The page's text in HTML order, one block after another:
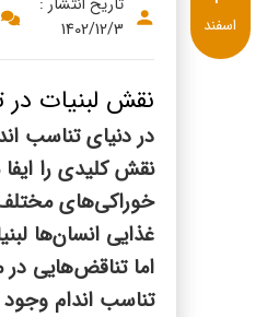
سینما دوماس
دانستنی های سلامت
گالری تصاویر
English
Russian
Turkish
1402/12/3
اسفند
نقش لبنیات در
در دنیای تناسب
نقش کلیدی را
خوراکی‌های مختلف
غذایی انسان‌ها
اما تناقض‌هایی
تناسب اندام وجود